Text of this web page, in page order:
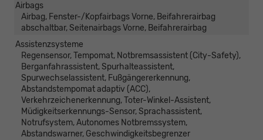
Airbags
Airbag, Fenster-/Kopfairbags Vorne, Beifahrerairbag
abschaltbar, Seitenairbags Vorne, Beifahrerairbag
Assistenzsysteme
Regensensor, Tempomat, Notbremsassistent (City-Safety),
Berganfahrassistent, Spurhalteassistent,
Spurwechselassistent, Fußgängererkennung,
Abstandstempomat adaptiv (ACC),
Verkehrzeichenerkennung, Toter-Winkel-Assistent,
Müdigkeitserkennungs-Sensor, Sprachassistent,
Notrufsystem, Autonomes Notbremssystem,
Abstandswarner, Geschwindigkeitsbegrenzer